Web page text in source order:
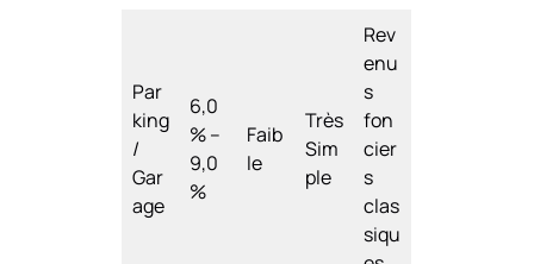
Par
king
/
Gar
age
6,0
% –
9,0
%
Faib
le
Très
Sim
ple
Rev
enu
s
fon
cier
s
clas
siqu